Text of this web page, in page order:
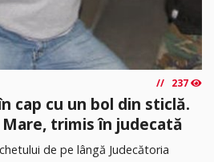
237
cap cu un bol din sticlă.
trimis în judecată
de pe lângă Judecătoria